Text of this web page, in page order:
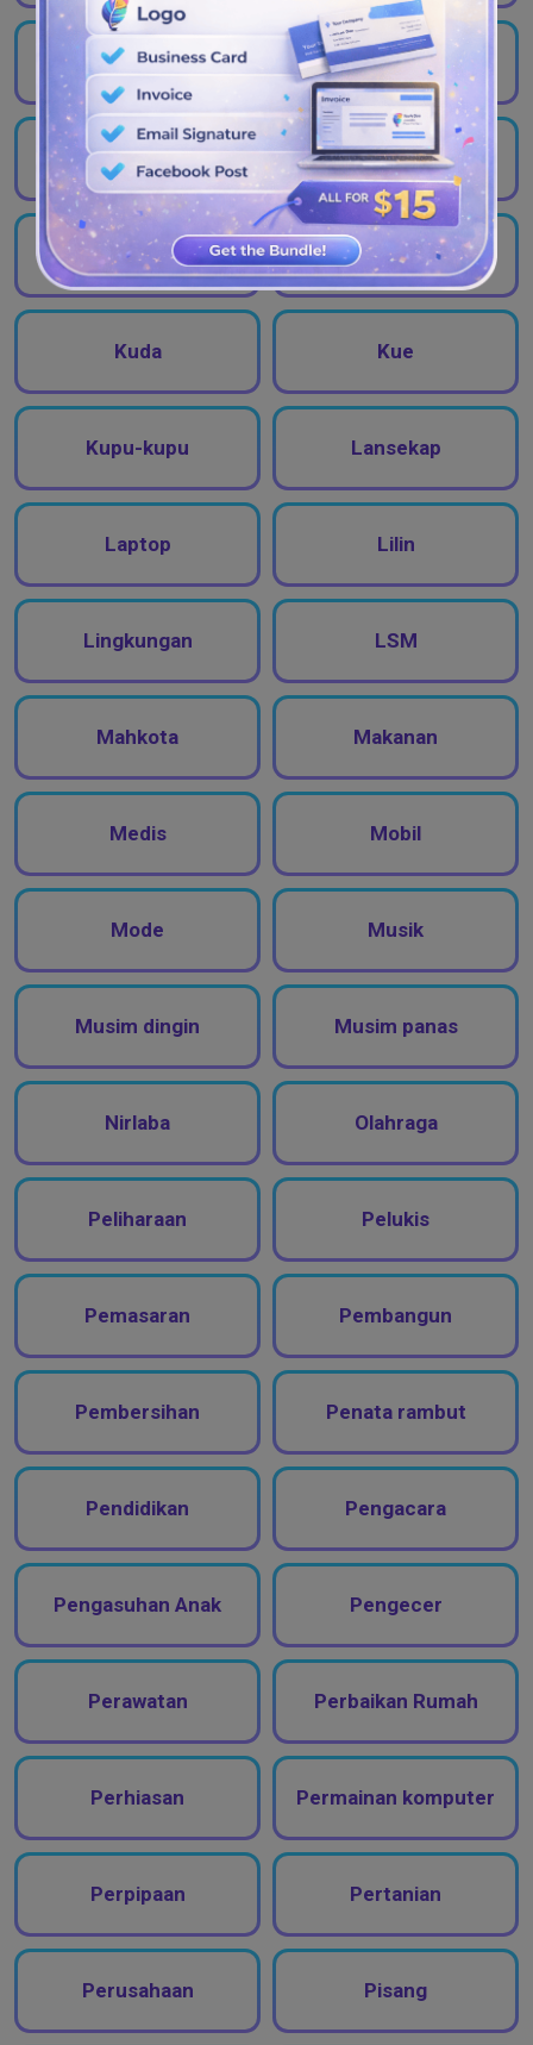
Komunitas Konstruksi
Konsultasi Kopi
Kosmetik Kriket
Kuda Kue
Kupu-kupu Lansekap
Laptop Lilin
Lingkungan LSM
Mahkota Makanan
Medis Mobil
Mode Musik
Musim dingin Musim panas
Nirlaba Olahraga
Peliharaan Pelukis
Pemasaran Pembangun
Pembersihan Penata rambut
Pendidikan Pengacara
Pengasuhan Anak Pengecer
Perawatan Perbaikan Rumah
Perhiasan Permainan komputer
Perpipaan Pertanian
Perusahaan Pisang